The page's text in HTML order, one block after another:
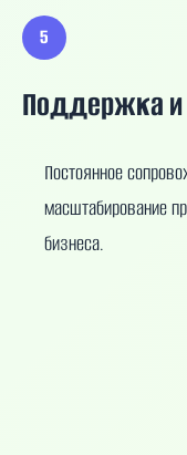
5
Поддержка и
Постоянное
масштабирование
бизнеса.